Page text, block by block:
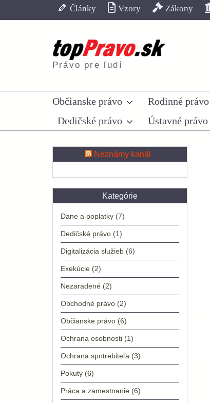
Články Vzory Zákony
Právo pre ľudí
Občianske právo Rodinné právo
Dedičské právo
Ústavné právo
Neznámy kanál
Kategórie
Dane a poplatky (7)
Dedičské právo (1)
Digitalizácia služieb (6)
Exekúcie (2)
Nezaradené (2)
Obchodné právo (2)
Občianske právo (6)
Ochrana osobnosti (1)
Ochrana spotrebiteľa (3)
Pokuty (6)
Práca a zamestnanie (6)